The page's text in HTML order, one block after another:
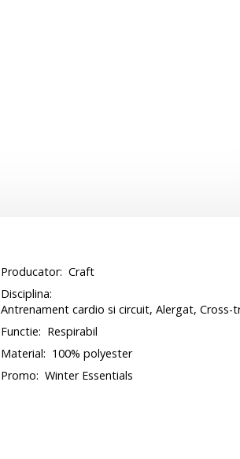
Producator: Craft
Disciplina:
Antrenament cardio si circuit, Alergat, Cross-
Functie: Respirabil
Material: 100% polyester
Promo: Winter Essentials